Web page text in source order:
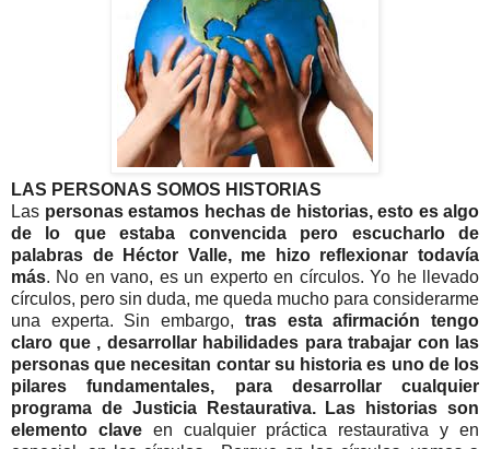
LAS PERSONAS SOMOS HISTORIAS
Las personas estamos hechas de historias, esto es algo
de lo que estaba convencida pero escucharlo de
palabras de Héctor Valle, me hizo reflexionar todavía
más. No en vano, es un experto en círculos. Yo he llevado
círculos, pero sin duda, me queda mucho para considerarme
una experta. Sin embargo, tras esta afirmación tengo
claro que , desarrollar habilidades para trabajar con las
personas que necesitan contar su historia es uno de los
pilares fundamentales, para desarrollar cualquier
programa de Justicia Restaurativa. Las historias son
elemento clave en cualquier práctica restaurativa y en